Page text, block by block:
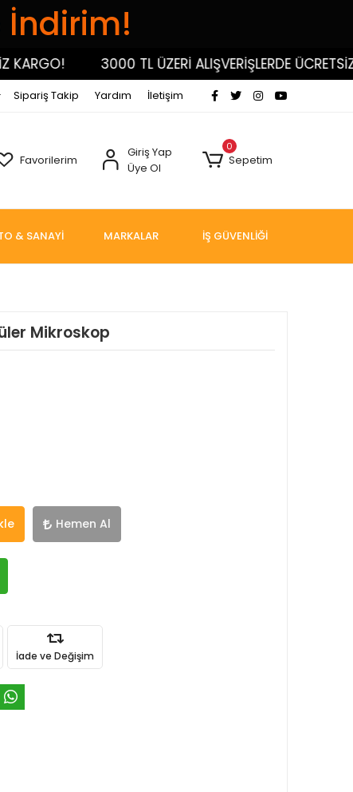
İndirim!
3000 TL ÜZERİ ALIŞVERİŞLERDE ÜCRETSİZ
Sipariş Takip Yardım İletişim
Favorilerim
Giriş Yap
Üye Ol
0
Sepetim
& SANAYİ MARKALAR İŞ GÜVENLİĞİ
Mikroskop
Hemen Al
İade ve Değişim